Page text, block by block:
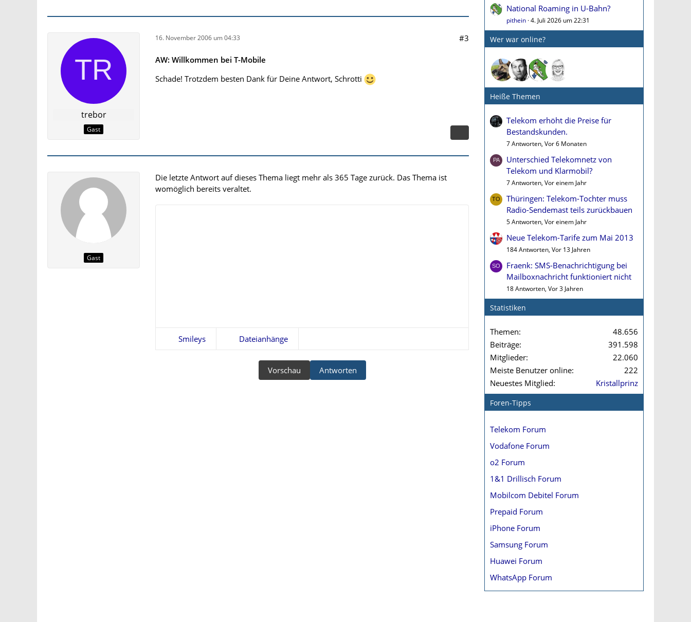
trebor
Gast
16. November 2006 um 04:33 #3
AW: Willkommen bei T-Mobile
Schade! Trotzdem besten Dank für Deine Antwort, Schrotti
Gast
Die letzte Antwort auf dieses Thema liegt mehr als 365 Tage zurück. Das Thema ist
womöglich bereits veraltet.
Smileys Dateianhänge
Antworten
Vorschau
National Roaming in U-Bahn?
pithein 4. Juli 2026 um 22:31
Wer war online?
Heiße Themen
Telekom erhöht die Preise für
Bestandskunden.
7 Antworten, Vor 6 Monaten
Unterschied Telekomnetz von
Telekom und Klarmobil?
7 Antworten, Vor einem Jahr
Thüringen: Telekom-Tochter muss
Radio-Sendemast teils zurückbauen
5 Antworten, Vor einem Jahr
Neue Telekom-Tarife zum Mai 2013
184 Antworten, Vor 13 Jahren
Fraenk: SMS-Benachrichtigung bei
Mailboxnachricht funktioniert nicht
18 Antworten, Vor 3 Jahren
Statistiken
Themen
48.656
Beiträge
391.598
Mitglieder
22.060
Meiste Benutzer online
222
Neuestes Mitglied
Kristallprinz
Foren-Tipps
Telekom Forum
Vodafone Forum
o2 Forum
1&1 Drillisch Forum
Mobilcom Debitel Forum
Prepaid Forum
iPhone Forum
Samsung Forum
Huawei Forum
WhatsApp Forum